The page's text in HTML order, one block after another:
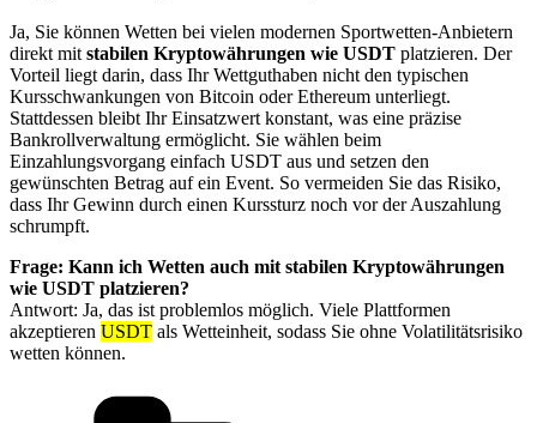
Ja, Sie können Wetten bei vielen modernen Sportwetten-Anbietern
direkt mit stabilen Kryptowährungen wie USDT platzieren. Der
Vorteil liegt darin, dass Ihr Wettguthaben nicht den typischen
Kursschwankungen von Bitcoin oder Ethereum unterliegt.
Stattdessen bleibt Ihr Einsatzwert konstant, was eine präzise
Bankrollverwaltung ermöglicht. Sie wählen beim
Einzahlungsvorgang einfach USDT aus und setzen den
gewünschten Betrag auf ein Event. So vermeiden Sie das Risiko,
dass Ihr Gewinn durch einen Kurssturz noch vor der Auszahlung
schrumpft.
Frage: Kann ich Wetten auch mit stabilen Kryptowährungen
wie USDT platzieren?
Antwort: Ja, das ist problemlos möglich. Viele Plattformen
akzeptieren USDT als Wetteinheit, sodass Sie ohne Volatilitätsrisiko
wetten können.